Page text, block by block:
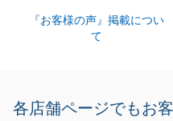
『お客様の声』掲載につい
て
各店舗ページでもお